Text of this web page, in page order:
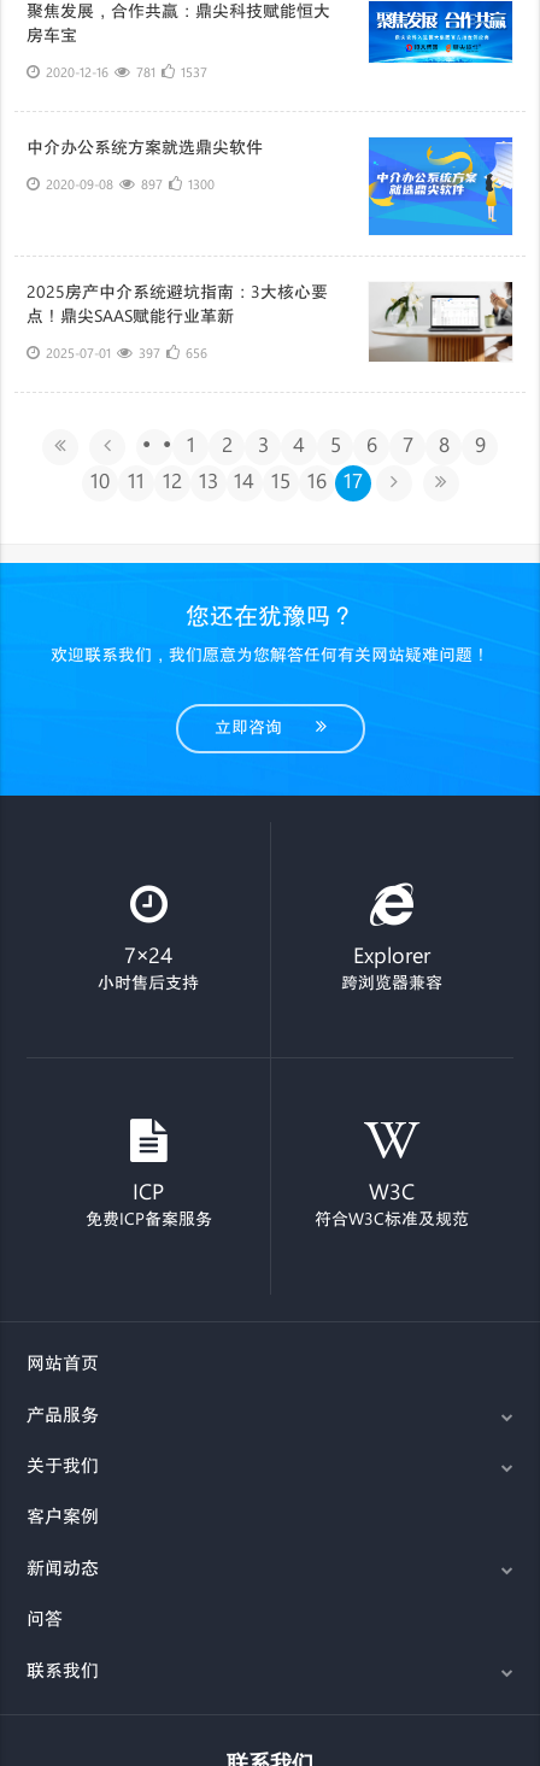
聚焦发展，合作共赢：鼎尖科技赋能恒大
房车宝
2020-12-16 781 1537
中介办公系统方案就选鼎尖软件
2020-09-08 897 1300
2025房产中介系统避坑指南：3大核心要
点！鼎尖SAAS赋能行业革新
2025-07-01 397 656
···
1 2 3 4 5 6 7 8
9
10
11 12 13 14 15 16 17
您还在犹豫吗？
欢迎联系我们，我们愿意为您解答任何有关网站疑难问题！
立即咨询
7×24
小时售后支持
Explorer
跨浏览器兼容
ICP
免费ICP备案服务
W3C
符合W3C标准及规范
网站首页
产品服务
关于我们
客户案例
新闻动态
问答
联系我们